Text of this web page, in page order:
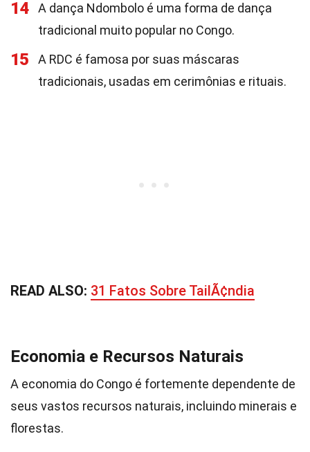
14
A dança Ndombolo é uma forma de dança
tradicional muito popular no Congo.
15
A RDC é famosa por suas máscaras
tradicionais, usadas em cerimônias e rituais.
READ ALSO: 31 Fatos Sobre TailÃ¢ndia
Economia e Recursos Naturais
A economia do Congo é fortemente dependente de
seus vastos recursos naturais, incluindo minerais e
florestas.